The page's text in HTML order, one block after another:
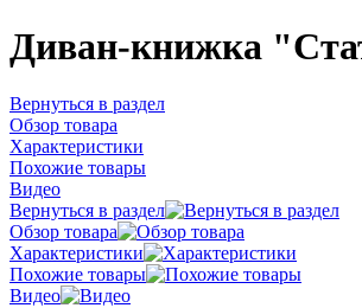
Диван-книжка
Вернуться в раздел
Обзор товара
Характеристики
Похожие товары
Видео
Вернуться в раздел
Обзор товара
Характеристики
Похожие товары
Видео